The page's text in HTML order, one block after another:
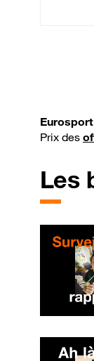
Prix des
Les